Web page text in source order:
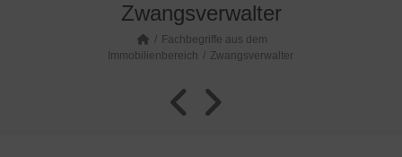
Zwangsverwalter
Fachbegriffe aus dem
Immobilienbereich
Zwangsverwalter